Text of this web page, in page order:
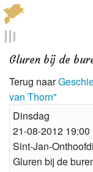
Menu
Publicaties
Dialect
Locaties
Gluren bij de
Terug naar
van Thorn"
Dinsdag
21-08-2012 19:00
Sint-Jan-
Gluren bij de